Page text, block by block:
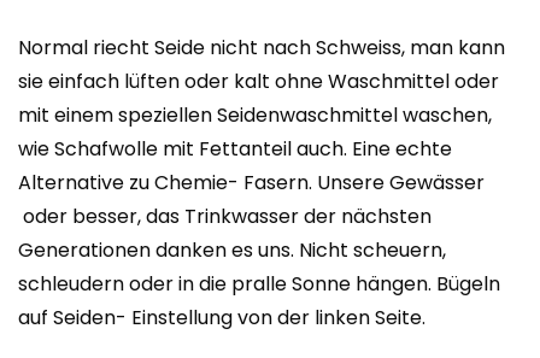
Normal riecht Seide nicht nach Schweiss, man kann
sie einfach lüften oder kalt ohne Waschmittel oder
mit einem speziellen Seidenwaschmittel waschen,
wie Schafwolle mit Fettanteil auch. Eine echte
Alternative zu Chemie- Fasern. Unsere Gewässer
oder besser, das Trinkwasser der nächsten
Generationen danken es uns. Nicht scheuern,
schleudern oder in die pralle Sonne hängen. Bügeln
auf Seiden- Einstellung von der linken Seite.